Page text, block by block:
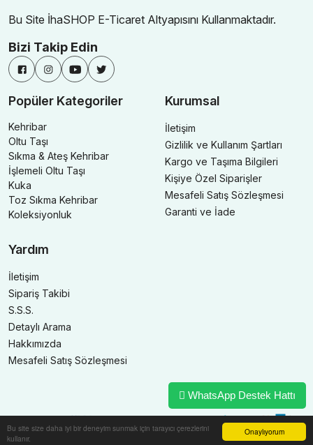
Onaylıyorum
Bu site size daha iyi bir deneyim sunmak için tarayıcı çerezlerini
kullanır.
Bu Site İhaSHOP E-Ticaret Altyapısını Kullanmaktadır.
Bizi Takip Edin
Popüler Kategoriler
Kehribar
Oltu Taşı
Sıkma & Ateş Kehribar
İşlemeli Oltu Taşı
Kuka
Toz Sıkma Kehribar
Koleksiyonluk
Kurumsal
İletişim
Gizlilik ve Kullanım Şartları
Kargo ve Taşıma Bilgileri
Kişiye Özel Siparişler
Mesafeli Satış Sözleşmesi
Garanti ve İade
Yardım
İletişim
Sipariş Takibi
S.S.S.
Detaylı Arama
Hakkımızda
Mesafeli Satış Sözleşmesi
WhatsApp Destek Hattı